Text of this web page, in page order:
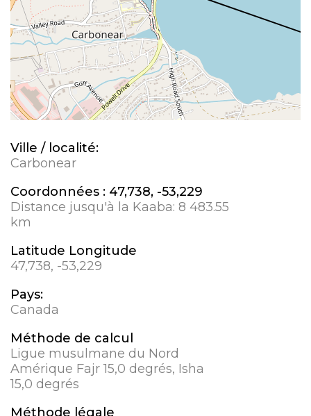
Ville / localité:
Carbonear
Coordonnées : 47,738, -53,229
Distance jusqu'à la Kaaba: 8 483.55
km
Latitude Longitude
47,738, -53,229
Pays:
Canada
Méthode de calcul
Ligue musulmane du Nord
Amérique Fajr 15,0 degrés, Isha
15,0 degrés
Méthode légale